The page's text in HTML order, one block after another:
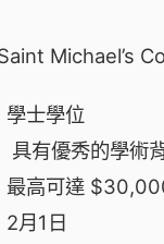
Michael’s
學士學位
具有優秀的學術
最高可達
2月1日